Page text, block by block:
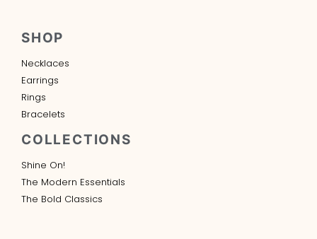
SHOP
Necklaces
Earrings
Rings
Bracelets
COLLECTIONS
Shine On!
The Modern Essentials
The Bold Classics